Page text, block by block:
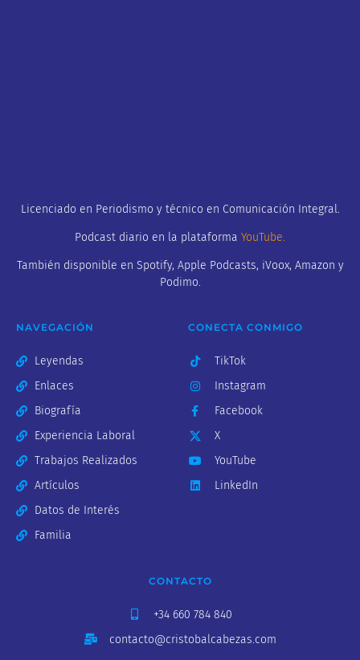
Licenciado en Periodismo y técnico en Comunicación Integral.
Podcast diario en la plataforma YouTube.
También disponible en Spotify, Apple Podcasts, iVoox, Amazon y
Podimo.
NAVEGACIÓN
Leyendas
Enlaces
Biografía
Experiencia Laboral
Trabajos Realizados
Artículos
Datos de Interés
Familia
CONECTA CONMIGO
TikTok
Instagram
Facebook
X
YouTube
LinkedIn
CONTACTO
+34 660 784 840
contacto@cristobalcabezas.com